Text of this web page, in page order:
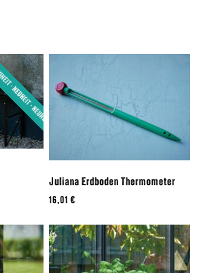
Juliana Erdboden Thermometer
16,01 €